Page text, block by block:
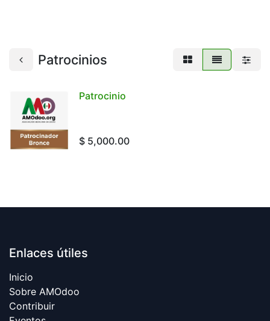
Patrocinios
Patrocinio
$ 5,000.00
Enlaces útiles
Inicio​
Sobre AMOdoo
Contribuir